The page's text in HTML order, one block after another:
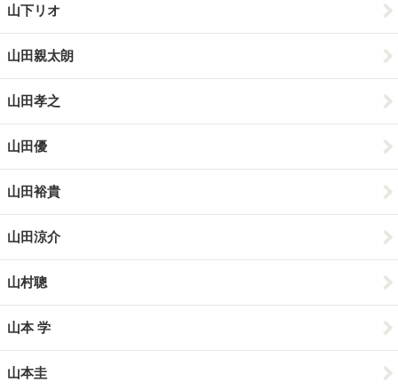
山下リオ
山田親太朗
山田孝之
山田優
山田裕貴
山田涼介
山村聰
山本 学
山本圭